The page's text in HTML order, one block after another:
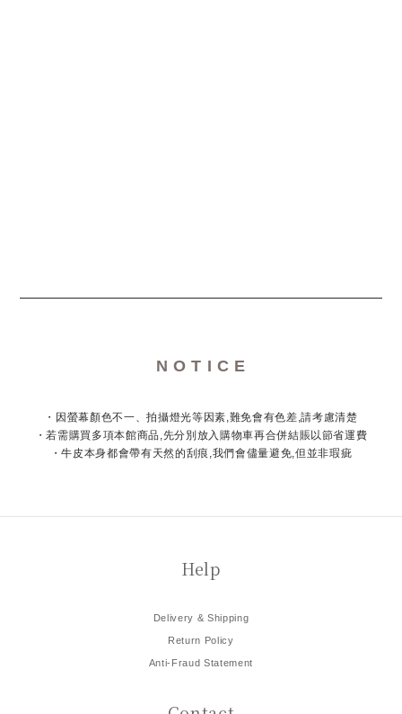
N O T I C E
・因螢幕顏色不一、拍攝燈光等因素,難免會有色差,請考慮清楚
・若需購買多項本館商品,先分別放入購物車再合併結賬以節省運費
・牛皮本身都會帶有天然的刮痕,我們會儘量避免,但並非瑕疵
Help
Delivery & Shipping
Return Policy
Anti-Fraud Statement